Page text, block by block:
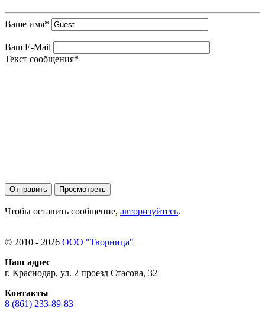
Ваше имя*
Ваш E-Mail
Текст сообщения*
Чтобы оставить сообщение, авторизуйтесь.
© 2010 - 2026 ООО "Творница"
Наш адрес
г. Краснодар, ул. 2 проезд Стасова, 32
Контакты
8 (861) 233-89-83